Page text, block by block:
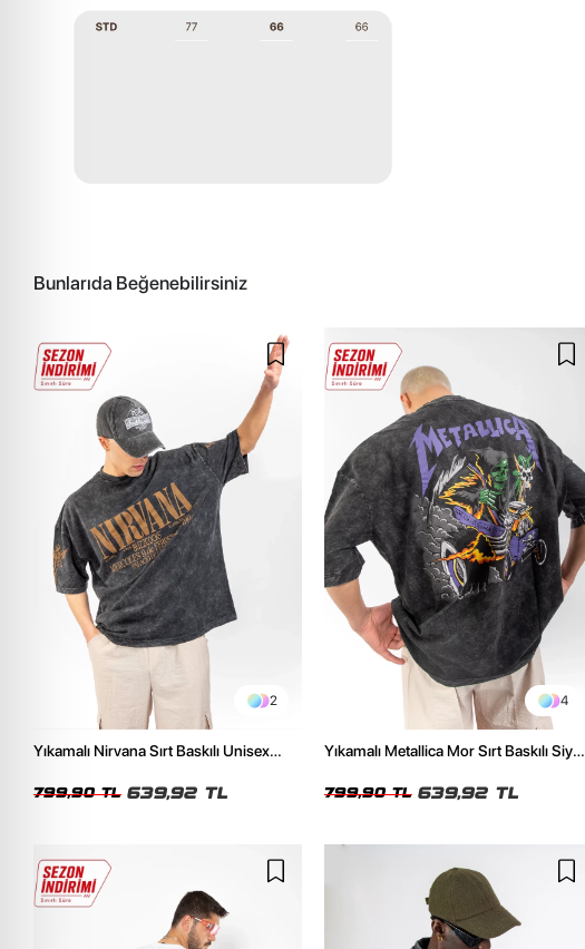
Bunlarıda Beğenebilirsiniz
2
Yıkamalı Nirvana Sırt Baskılı Unisex
799,90 TL 639,92 TL
4
Yıkamalı Metallica Mor Sırt Baskılı Siyah
799,90 TL 639,92 TL